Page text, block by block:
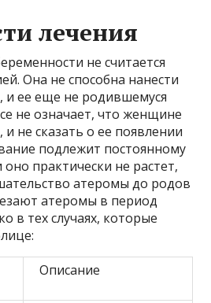
лечения
не считается
Она не способна нанести
и ее еще не родившемуся
не означает, что женщине
не сказать о ее появлении
подлежит постоянному
практически не растет,
атеромы до родов
атеромы в период
в тех случаях, которые
Описание